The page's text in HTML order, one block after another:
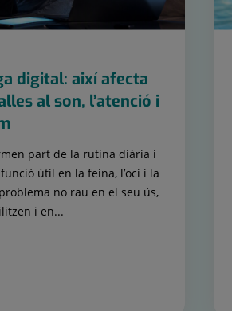
digital: així afecta
al son, l’atenció i
part de la rutina diària i
útil en la feina, l’oci i la
no rau en el seu ús,
i en...